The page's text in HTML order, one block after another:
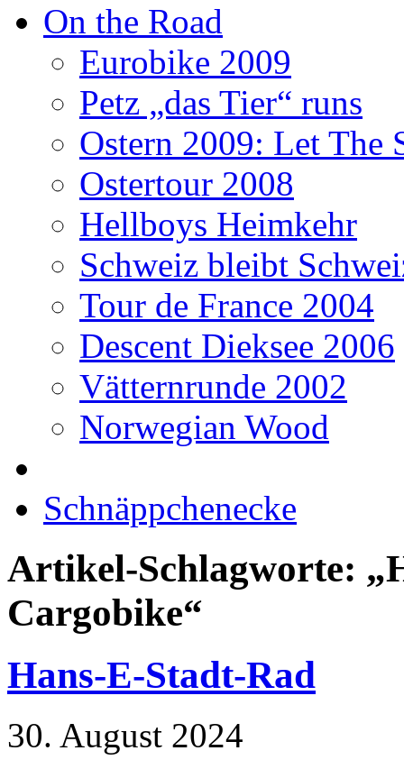
On the Road
Eurobike 2009
Petz „das Tier“ runs
Ostern 2009: Let The
Ostertour 2008
Hellboys Heimkehr
Schweiz bleibt
Tour de France 2004
Descent Dieksee 2006
Vätternrunde 2002
Norwegian Wood
Schnäppchenecke
Artikel-Schlagworte:
Cargobike“
Hans-E-Stadt-Rad
30. August 2024